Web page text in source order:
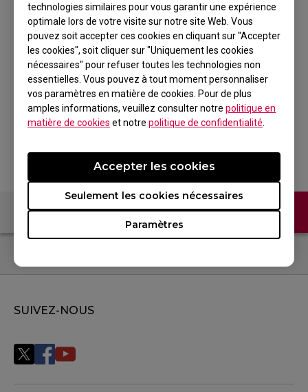
technologies similaires pour vous garantir une expérience
optimale lors de votre visite sur notre site Web. Vous
pouvez soit accepter ces cookies en cliquant sur "Accepter
les cookies", soit cliquer sur "Uniquement les cookies
nécessaires" pour refuser toutes les technologies non
essentielles. Vous pouvez à tout moment personnaliser
vos paramètres en matière de cookies. Pour de plus
amples informations, veuillez consulter notre politique en
matière de cookies et notre politique de confidentialité
Paramètres
Seulement les cookies nécessaires
Accepter les cookies
H-SR-SE ROUGE II
Tapis de Souris
Gaming Extra Large
pour Esports
Retour au produit
FAQ Contactez-nous
SUIVEZ-NOUS